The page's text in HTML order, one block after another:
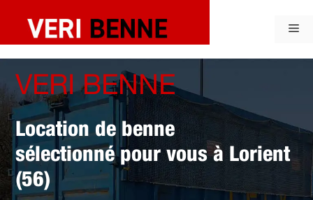
contenu
VERI BENNE
Location de benne
sélectionné pour vous à Lorient
(56)